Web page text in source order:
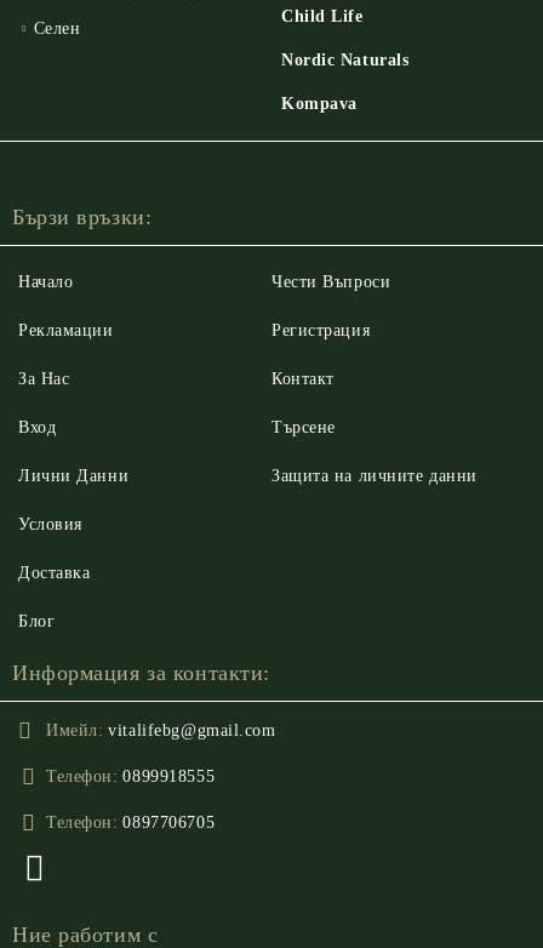
Селен
Child Life
Nordic Naturals
Kompava
Бързи връзки:
Начало
Рекламации
За Нас
Вход
Чести Въпроси
Регистрация
Контакт
Търсене
Лични Данни
Условия
Доставка
Блог
Защита на личните данни
Информация за контакти:
Имейл: vitalifebg@gmail.com
Телефон: 0899918555
Телефон: 0897706705
Ние работим с